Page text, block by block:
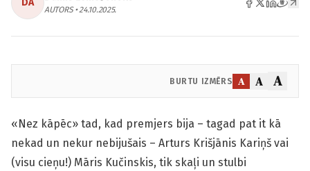
DA
AUTORS • 24.10.2025.
BURTU IZMĒRS A A A
«Nez kāpēc» tad, kad premjers bija – tagad pat it kā
nekad un nekur nebijušais – Arturs Krišjānis Kariņš vai
(visu cieņu!) Māris Kučinskis, tik skaļi un stulbi